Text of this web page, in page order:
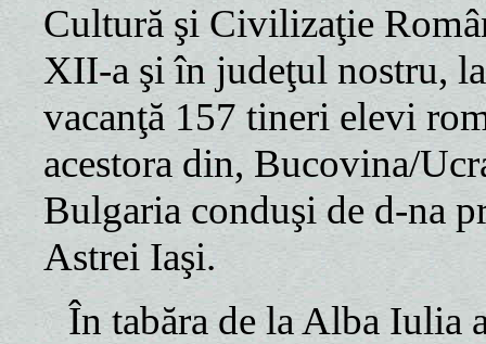
Cultură şi Civilizaţie
XII-a şi în judeţul nostru,
vacanţă 157 tineri elevi
acestora din, Bucovina/
Bulgaria conduşi de d-na
Astrei Iaşi.
În tabăra de la Alba Iulia